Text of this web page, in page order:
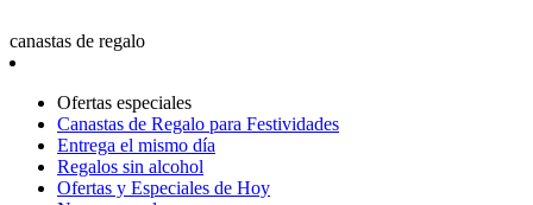
canastas de regalo
Ofertas especiales
Canastas de Regalo para Festividades
Entrega el mismo día
Regalos sin alcohol
Ofertas y Especiales de Hoy